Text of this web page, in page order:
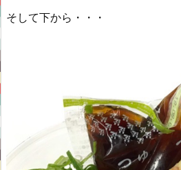
そして下から・・・